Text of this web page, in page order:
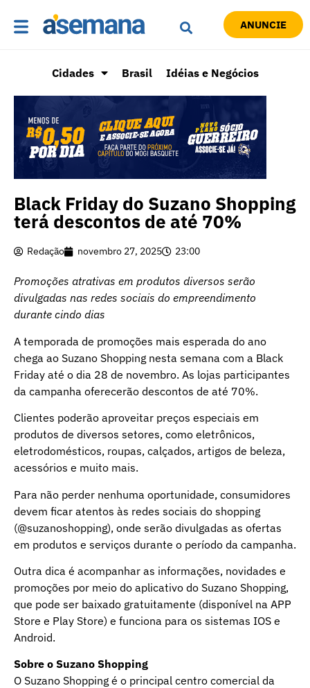
ANUNCIE
Cidades Brasil Idéias e Negócios
Black Friday do Suzano Shopping
terá descontos de até 70%
Redação novembro 27, 2025 23:00
Promoções atrativas em produtos diversos serão
divulgadas nas redes sociais do empreendimento
durante cindo dias
A temporada de promoções mais esperada do ano
chega ao Suzano Shopping nesta semana com a Black
Friday até o dia 28 de novembro. As lojas participantes
da campanha oferecerão descontos de até 70%.
Clientes poderão aproveitar preços especiais em
produtos de diversos setores, como eletrônicos,
eletrodomésticos, roupas, calçados, artigos de beleza,
acessórios e muito mais.
Para não perder nenhuma oportunidade, consumidores
devem ficar atentos às redes sociais do shopping
(@suzanoshopping), onde serão divulgadas as ofertas
em produtos e serviços durante o período da campanha.
Outra dica é acompanhar as informações, novidades e
promoções por meio do aplicativo do Suzano Shopping,
que pode ser baixado gratuitamente (disponível na APP
Store e Play Store) e funciona para os sistemas IOS e
Android.
Sobre o Suzano Shopping
O Suzano Shopping é o principal centro comercial da